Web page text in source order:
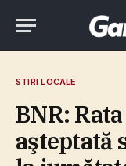
STIRI LOCALE
BNR:
aşteptată